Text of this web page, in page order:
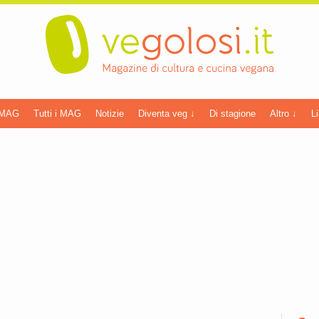
Tutti i MAG Notizie Diventa veg ↓ Di stagione Altro ↓